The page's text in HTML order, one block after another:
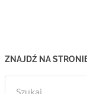
ZNAJDŹ NA